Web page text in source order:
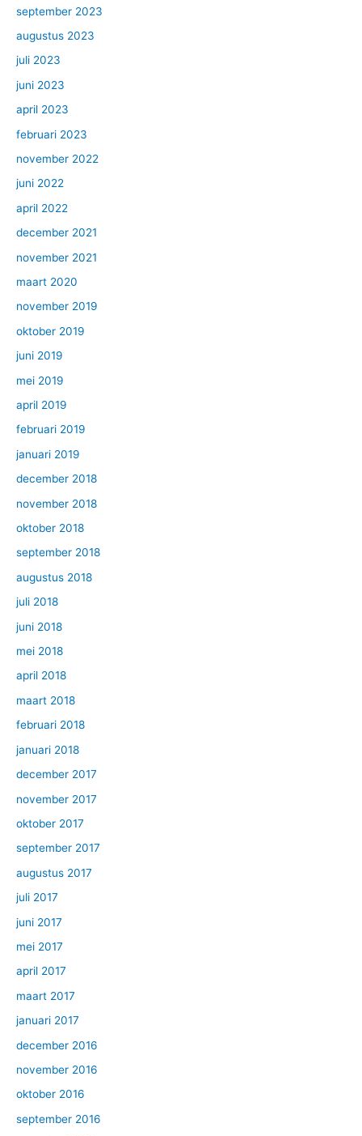
september 2023
augustus 2023
juli 2023
juni 2023
april 2023
februari 2023
november 2022
juni 2022
april 2022
december 2021
november 2021
maart 2020
november 2019
oktober 2019
juni 2019
mei 2019
april 2019
februari 2019
januari 2019
december 2018
november 2018
oktober 2018
september 2018
augustus 2018
juli 2018
juni 2018
mei 2018
april 2018
maart 2018
februari 2018
januari 2018
december 2017
november 2017
oktober 2017
september 2017
augustus 2017
juli 2017
juni 2017
mei 2017
april 2017
maart 2017
januari 2017
december 2016
november 2016
oktober 2016
september 2016